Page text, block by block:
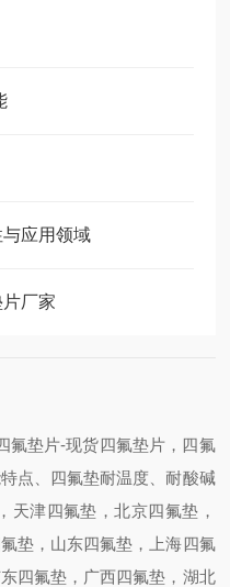
应用领域
厂家
氟垫片-现货四氟垫片，四氟
点、四氟垫耐温度、耐酸碱
天津四氟垫，北京四氟垫，
垫，山东四氟垫，上海四氟
四氟垫，广西四氟垫，湖北